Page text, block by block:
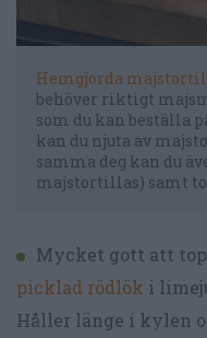
Hemgjorda
behöver riktigt
som du kan beställa
kan du njuta av
samma deg kan du
majstortillas) samt
Mycket gott att
picklad rödlök i
Håller länge i kylen